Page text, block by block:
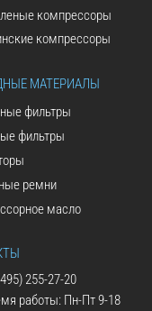
компрессоры
компрессоры
МАТЕРИАЛЫ
фильтры
фильтры
ремни
масло
255-27-20
работы: Пн-Пт 9-18